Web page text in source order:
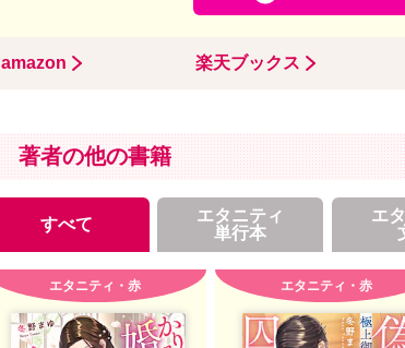
amazon 楽天ブックス
著者の他の書籍
すべて
エタニティ
単行本
エ
エタニティ・赤 エタニティ・赤